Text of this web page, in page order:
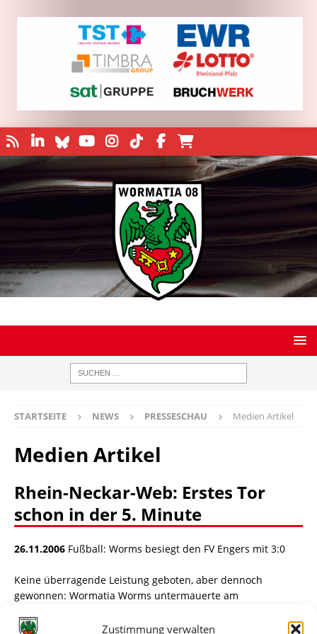
Zustimmung verwalten
STARTSEITE NEWS PRESSESCHAU Medien Artikel
Medien Artikel
Rhein-Neckar-Web: Erstes Tor
schon in der 5. Minute
26.11.2006 Fußball: Worms besiegt den FV Engers mit 3:0
Keine überragende Leistung geboten, aber dennoch
gewonnen: Wormatia Worms untermauerte am
Spitzenambitionen und besiegte den FV Engers mit 3:0.